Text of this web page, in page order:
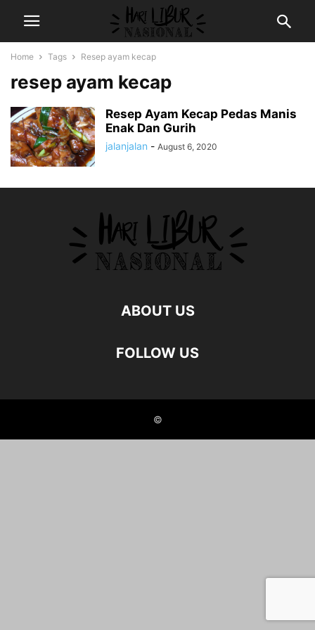
Home Tags Resep ayam kecap
resep ayam kecap
Resep Ayam Kecap Pedas Manis
Enak Dan Gurih
jalanjalan - August 6, 2020
ABOUT US
FOLLOW US
©